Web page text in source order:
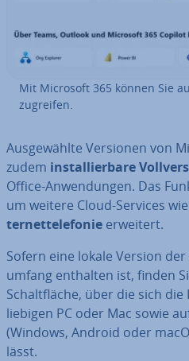
Mit Microsoft 365 können Sie
zugreifen.
Aus­ge­wähl­te Versionen von
zudem in­stal­lier­ba­re
Office-An­wen­dun­gen. Das
um weitere Cloud-Services wie
ter­net­te­le­fo­nie erweitert.
Sofern eine lokale Version
um­fang enthalten ist, finden
Schalt­flä­che, über die sich
lie­bi­gen PC oder Mac sowie
(Windows, Android oder
lässt.